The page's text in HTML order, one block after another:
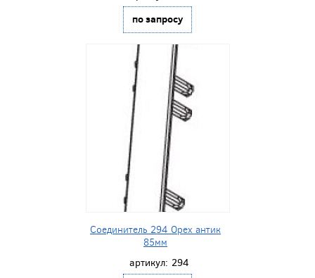
по запросу
Соединитель 294 Орех антик
85мм
артикул: 294